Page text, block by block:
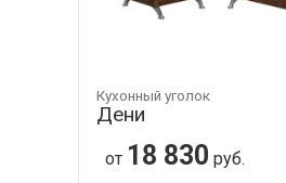
Кухонный уголок
Дени
от 18 830 руб.